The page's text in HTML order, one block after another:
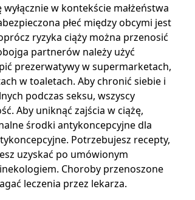
w kontekście małżeństwa
płeć między obcymi jest
ryzyka ciąży można przenosić
partnerów należy użyć
prezerwatywy w supermarketach,
w toaletach. Aby chronić siebie i
podczas seksu, wszyscy
Aby uniknąć zajścia w ciążę,
środki antykoncepcyjne dla
Potrzebujesz recepty,
uzyskać po umówionym
Choroby przenoszone
leczenia przez lekarza.